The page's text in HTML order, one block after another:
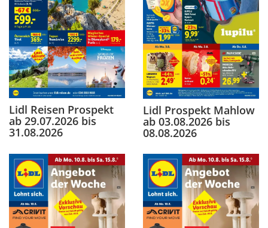
Lidl Reisen Prospekt
ab 29.07.2026 bis
31.08.2026
Lidl Prospekt Mahlow
ab 03.08.2026 bis
08.08.2026